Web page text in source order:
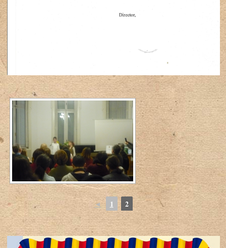
◄ 1 2